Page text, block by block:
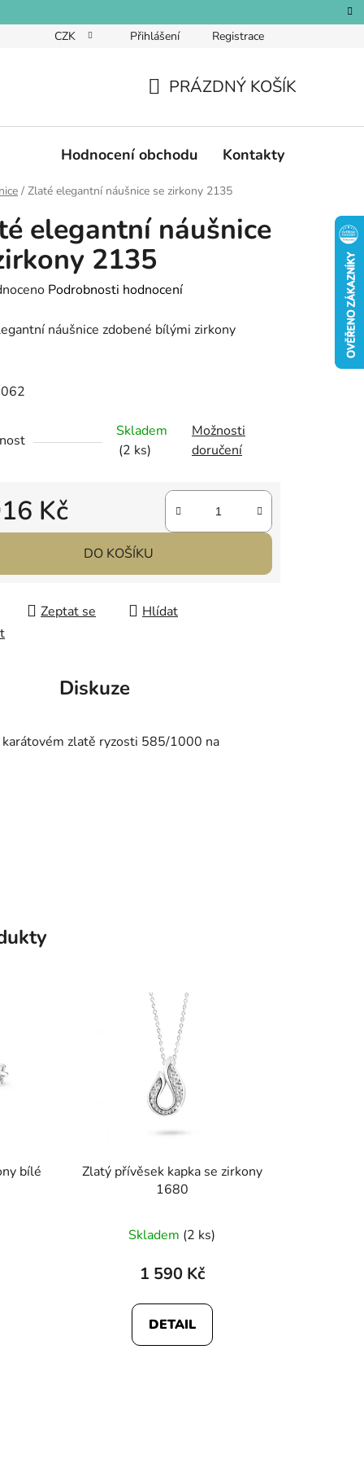
CZK Přihlášení Registrace
KOŠÍK
PRÁZDNÝ KOŠÍK
Hodnocení obchodu Kontakty
/ Zlaté elegantní náušnice se zirkony 2135
elegantní náušnice
2135
Podrobnosti hodnocení
náušnice zdobené bílými zirkony
Skladem
(2 ks)
Možnosti
doručení
Kč
DO KOŠÍKU
Zeptat se
Hlídat
Diskuze
zlatě ryzosti 585/1000 na
bílé
Zlatý přívěsek kapka se zirkony
1680
Skladem (2 ks)
1 590 Kč
DETAIL